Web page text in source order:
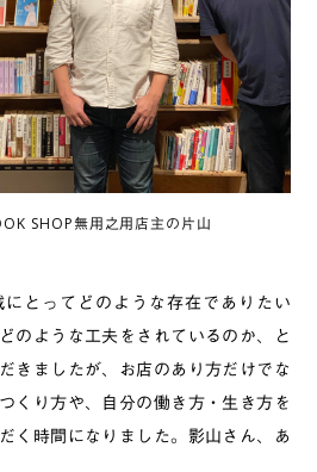
SHOP無用之用店主の片山
とってどのような存在でありたい
のような工夫をされているのか、と
きましたが、お店のあり方だけでな
くり方や、自分の働き方・生き方を
く時間になりました。影山さん、あ